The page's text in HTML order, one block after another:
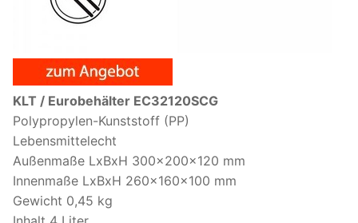
KLT / Eurobehälter EC32120SCG
Polypropylen-Kunststoff (PP)
Lebensmittelecht
Außenmaße LxBxH 300x200x120 mm
Innenmaße LxBxH 260x160x100 mm
Gewicht 0,45 kg